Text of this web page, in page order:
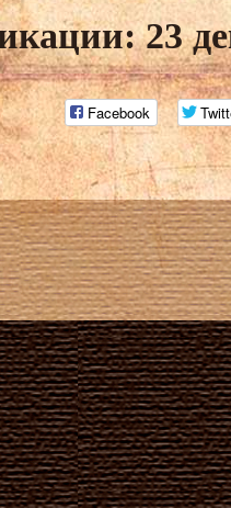
23
Facebook